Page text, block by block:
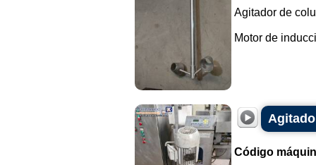
Agitador de
Motor de
Código